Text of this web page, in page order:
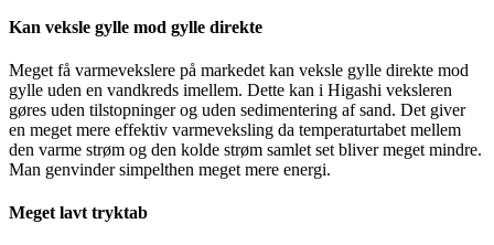
Kan veksle gylle mod gylle direkte
Meget få varmevekslere på markedet kan veksle gylle direkte mod
gylle uden en vandkreds imellem. Dette kan i Higashi veksleren
gøres uden tilstopninger og uden sedimentering af sand. Det giver
en meget mere effektiv varmeveksling da temperaturtabet mellem
den varme strøm og den kolde strøm samlet set bliver meget mindre.
Man genvinder simpelthen meget mere energi.
Meget lavt tryktab